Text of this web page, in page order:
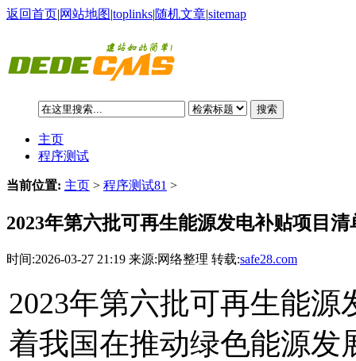
返回首页|网站地图|toplinks|随机文章|sitemap
搜索
主页
程序测试
当前位置: 主页 > 程序测试81 >
2023年第六批可再生能源发电补贴项目
时间:2026-03-27 21:19 来源:网络整理 转载:safe28.com
2023年第六批可再生能
着我国在推动绿色能源发